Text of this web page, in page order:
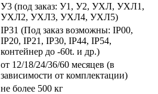
У3 (под заказ: У1, У2, УХЛ, УХЛ1,
УХЛ2, УХЛ3, УХЛ4, УХЛ5)
IP31 (Под заказ возможны: IP00,
IP20, IP21, IP30, IP44, IP54,
контейнер до -60t. и др.)
от 12/18/24/36/60 месяцев (в
зависимости от комплектации)
не более 500 кг